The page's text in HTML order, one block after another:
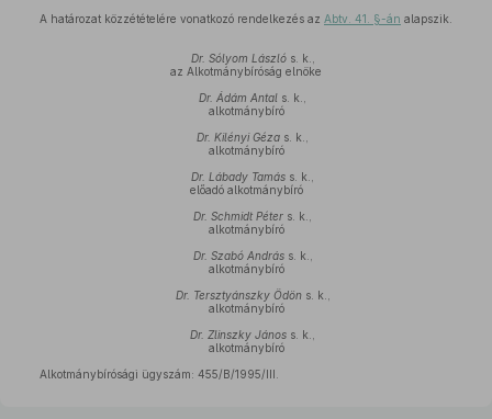
A határozat közzétételére vonatkozó rendelkezés az Abtv. 41. §-án alapszik.
Dr. Sólyom Lászlós. k.,
az Alkotmánybíróság elnöke
Dr. Ádám Antal s. k.,
alkotmánybíró
Dr. Kilényi Géza s. k.,
alkotmánybíró
Dr. Lábady Tamás s. k.,
előadó alkotmánybíró
Dr. Schmidt Péter s. k.,
alkotmánybíró
Dr. Szabó Andráss. k.,
alkotmánybíró
Dr. Tersztyánszky Ödöns. k.,
alkotmánybíró
Dr. Zlinszky János s. k.,
alkotmánybíró
Alkotmánybírósági ügyszám: 455/B/1995/III.